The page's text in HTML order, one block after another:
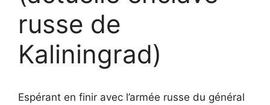
russe de
Kaliningrad)
Espérant en finir avec l’armée russe du général